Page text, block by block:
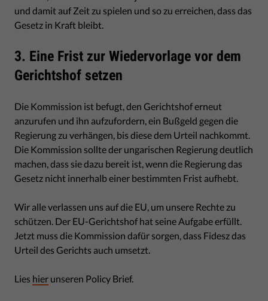
und damit auf Zeit zu spielen und so zu erreichen, dass das
Gesetz in Kraft bleibt.
3. Eine Frist zur Wiedervorlage vor dem
Gerichtshof setzen
Die Kommission ist befugt, den Gerichtshof erneut
anzurufen und ihn aufzufordern, ein Bußgeld gegen die
Regierung zu verhängen, bis diese dem Urteil nachkommt.
Die Kommission sollte der ungarischen Regierung deutlich
machen, dass sie dazu bereit ist, wenn die Regierung das
Gesetz nicht innerhalb einer bestimmten Frist aufhebt.
Wir alle verlassen uns auf die EU, um unsere Rechte zu
schützen. Der EU-Gerichtshof hat seine Aufgabe erfüllt.
Jetzt muss die Kommission dafür sorgen, dass Fidesz das
Urteil des Gerichts auch umsetzt.
Lies hier unseren Policy Brief.